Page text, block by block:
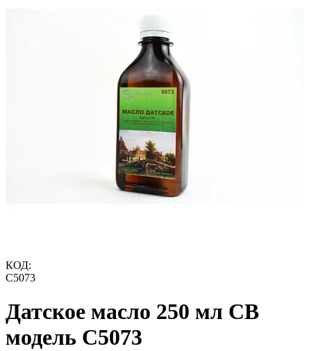
КОД:
C5073
Датское масло 250 мл СВ
модель C5073